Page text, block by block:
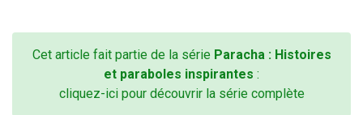
Cet article fait partie de la série Paracha : Histoires
et paraboles inspirantes :
cliquez-ici pour découvrir la série complète